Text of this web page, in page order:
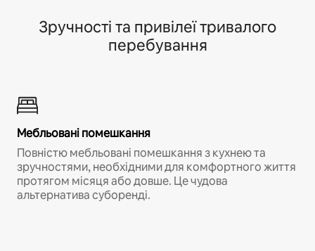
Зручності та привілеї тривалого
перебування
Мебльовані помешкання
Повністю мебльовані помешкання з кухнею та
зручностями, необхідними для комфортного життя
протягом місяця або довше. Це чудова
альтернатива суборенді.